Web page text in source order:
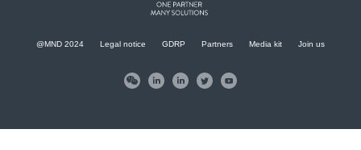
@MND 2024 Legal notice GDRP Partners Media kit Join us